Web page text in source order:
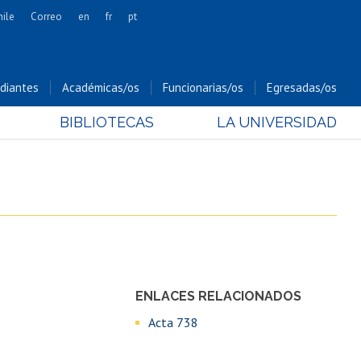
Cs. Forestales y Conservación
Cs. Sociales
Hospital Clínico
Correo en fr pt
Académicas/os Funcionarias/os Egresadas/os
BIBLIOTECAS LA UNIVERSIDAD
ENLACES RELACIONADOS
Acta 738